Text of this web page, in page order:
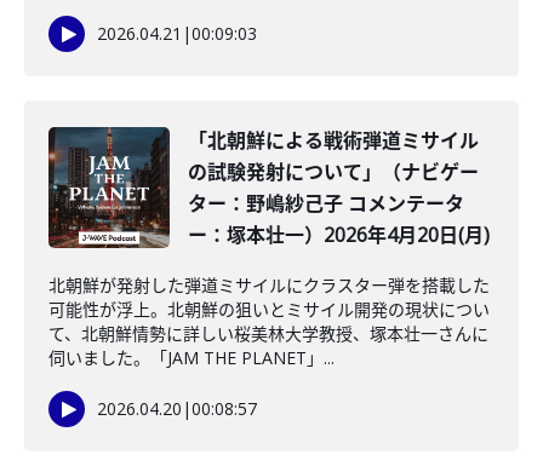
2026.04.21 |00:09:03
「北朝鮮による戦術弾道ミサイル
の試験発射について」（ナビゲー
ター：野嶋紗己子 コメンテータ
ー：塚本壮一）2026年4月20日(月)
北朝鮮が発射した弾道ミサイルにクラスター弾を搭載した
可能性が浮上。北朝鮮の狙いとミサイル開発の現状につい
て、北朝鮮情勢に詳しい桜美林大学教授、塚本壮一さんに
伺いました。「JAM THE PLANET」...
2026.04.20 |00:08:57